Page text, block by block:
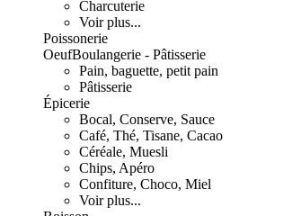
Charcuterie
Voir plus...
Poissonerie
OeufBoulangerie - Pâtisserie
Pain, baguette, petit pain
Pâtisserie
Épicerie
Bocal, Conserve, Sauce
Café, Thé, Tisane, Cacao
Céréale, Muesli
Chips, Apéro
Confiture, Choco, Miel
Voir plus...